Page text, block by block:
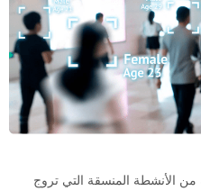
الأنشطة المنسقة التي تروج